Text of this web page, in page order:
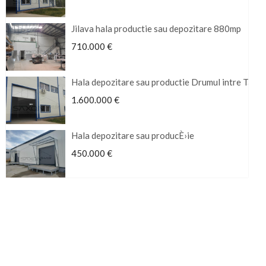
Jilava hala productie sau depozitare 880mp
710.000 €
Hala depozitare sau productie Drumul intre
1.600.000 €
Hala depozitare sau producÈ›ie
450.000 €